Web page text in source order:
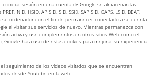
o iniciar sesión en una cuenta de Google se almacenan las
NID, HSID, APISID, SID, SSID, SAPISID, GAPS, LSID, BEAT,
su ordenador con el fin de permanecer conectado a su cuenta
al visitar sus servicios de nuevo. Mientras permanezca con
activa y use complementos en otros sitios Web como el
Google hará uso de estas cookies para mejorar su experiencia
el seguimiento de los vídeos visitados que se encuentran
desde Youtube en la web